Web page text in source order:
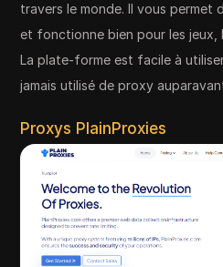
travers le monde. Il vous permet
et fonctionne bien pour les jeux,
La plate-forme est facile à
jamais utilisé de proxy
Proxys PlainProxies